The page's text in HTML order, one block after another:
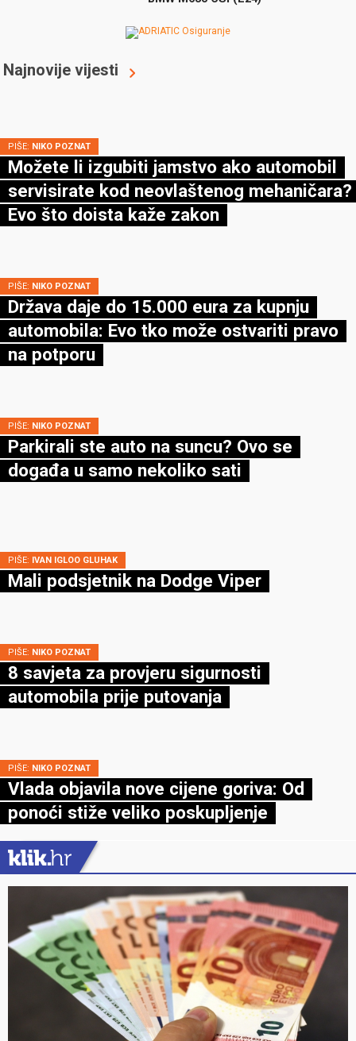
Najnovije vijesti
PIŠE: NIKO POZNAT
Možete li izgubiti jamstvo ako automobil
servisirate kod neovlaštenog mehaničara?
Evo što doista kaže zakon
PIŠE: NIKO POZNAT
Država daje do 15.000 eura za kupnju
automobila: Evo tko može ostvariti pravo
na potporu
PIŠE: NIKO POZNAT
Parkirali ste auto na suncu? Ovo se
događa u samo nekoliko sati
PIŠE: IVAN IGLOO GLUHAK
Mali podsjetnik na Dodge Viper
PIŠE: NIKO POZNAT
8 savjeta za provjeru sigurnosti
automobila prije putovanja
PIŠE: NIKO POZNAT
Vlada objavila nove cijene goriva: Od
ponoći stiže veliko poskupljenje